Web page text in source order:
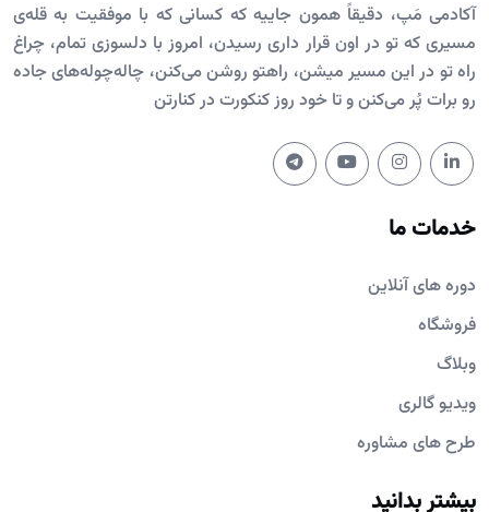
آکادمی مَپ، دقیقاً همون جاییه که کسانی که با موفقیت به قله‌ی
مسیری که تو در اون قرار داری رسیدن، امروز با دلسوزی تمام، چراغ
راه تو در این مسیر میشن، راهتو روشن می‌کنن، چاله‌چوله‌های جاده
رو برات پُر می‌کنن و تا خود روز کنکورت در کنارتن
خدمات ما
دوره های آنلاین
فروشگاه
وبلاگ
ویدیو گالری
طرح های مشاوره
بیشتر بدانید